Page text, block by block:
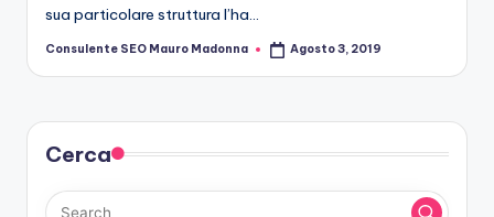
sua particolare struttura l’ha…
Posted
Consulente SEO Mauro Madonna Agosto 3, 2019
Cerca